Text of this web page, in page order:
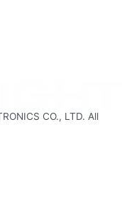
CO., LTD. All